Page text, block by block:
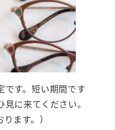
です。短い期間です
に来てください。
ます。）